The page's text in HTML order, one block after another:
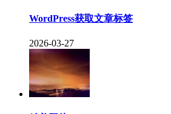
WordPress获取文章标签
2026-03-27